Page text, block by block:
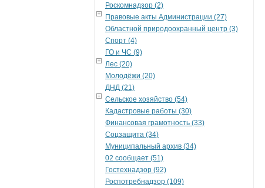
Роскомнадзор (2)
Правовые акты Администрации (27)
Областной природоохранный центр (3)
Спорт (4)
ГО и ЧС (9)
Лес (20)
Молодёжи (20)
ДНД (21)
Сельское хозяйство (54)
Кадастровые работы (30)
Финансовая грамотность (33)
Соцзащита (34)
Муниципальный архив (34)
02 сообщает (51)
Гостехнадзор (92)
Роспотребнадзор (109)